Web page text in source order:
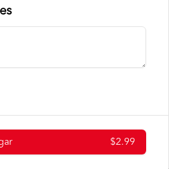
pollo, camarón y vegetales.
$2.99